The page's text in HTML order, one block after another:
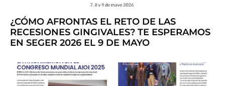
¿CÓMO AFRONTAS EL RETO DE LAS
RECESIONES GINGIVALES? TE ESPERAMOS
EN SEGER 2026 EL 9 DE MAYO